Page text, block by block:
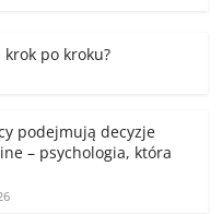
krok po kroku?
podejmują decyzje
– psychologia, która